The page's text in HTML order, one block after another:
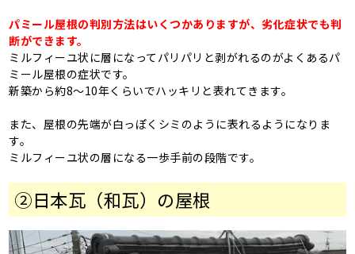
パミール屋根の判別方法はいくつかありますが、劣化症状でも判
断ができます。
ミルフィーユ状に層になってパリパリと剥がれるのがよくあるパ
ミール屋根の症状です。
新築から約8～10年くらいでハッキリと表れてきます。
また、屋根の先端が白っぽくシミのように表れるようになりま
す。
ミルフィーユ状の層になる一歩手前の段階です。
②日本瓦（和瓦）の屋根